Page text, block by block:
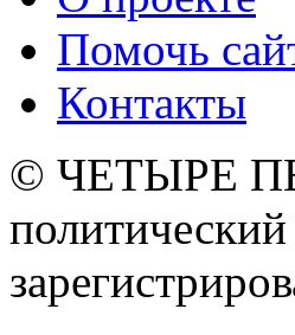
Помочь
Контакты
© ЧЕТЫРЕ